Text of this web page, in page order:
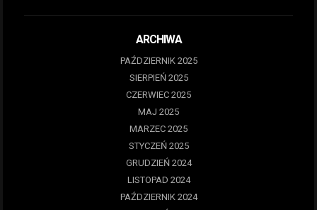
ARCHIWA
PAŹDZIERNIK 2025
SIERPIEŃ 2025
CZERWIEC 2025
MAJ 2025
MARZEC 2025
STYCZEŃ 2025
GRUDZIEŃ 2024
LISTOPAD 2024
PAŹDZIERNIK 2024